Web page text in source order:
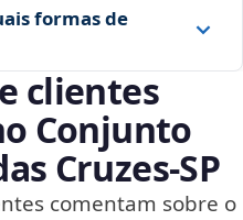
formas de
clientes
Conjunto
Cruzes‑SP
comentam sobre o